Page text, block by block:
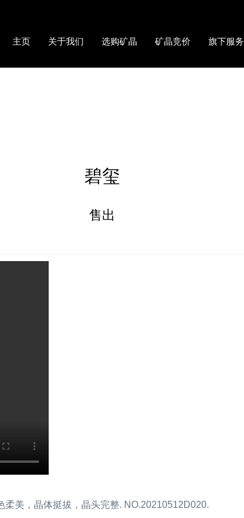
主页 关于我们 选购矿晶 矿晶竞价 旗下服务
碧玺
售出
美，晶体挺拔，晶头完整. NO.20210512D020.